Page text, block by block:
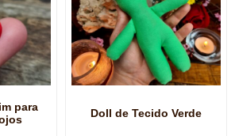
para
Doll de Tecido Verde